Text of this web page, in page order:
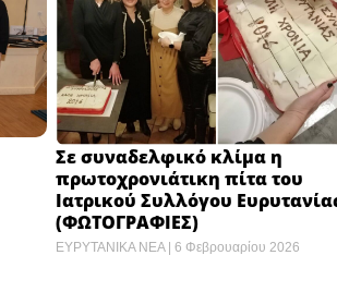
Σε συναδελφικό κλίμα η
πρωτοχρονιάτικη πίτα του
Ιατρικού Συλλόγου
(ΦΩΤΟΓΡΑΦΙΕΣ)
ΕΥΡΥΤΑΝΙΚΑ ΝΕΑ 6 Φεβρουαρίου 2026